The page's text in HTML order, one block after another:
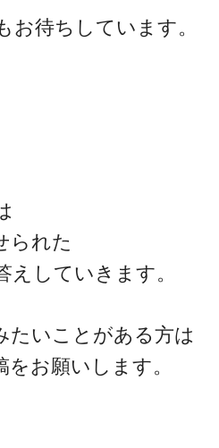
お待ちしています。
られた
えしていきます。
たいことがある方は
お願いします。